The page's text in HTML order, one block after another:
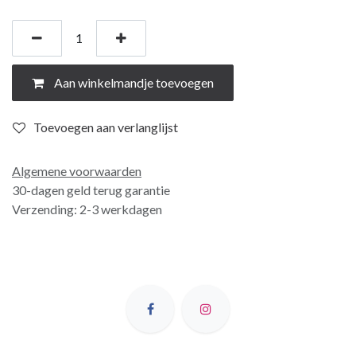
Aan winkelmandje toevoegen
Toevoegen aan verlanglijst
Algemene voorwaarden
30-dagen geld terug garantie
Verzending: 2-3 werkdagen